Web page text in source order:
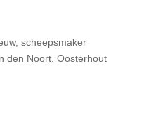
scheepsmaker
den Noort, Oosterhout